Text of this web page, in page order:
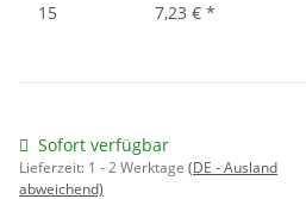
15
7,23 € *
Sofort verfügbar
Lieferzeit: 1 - 2 Werktage (DE - Ausland
abweichend)